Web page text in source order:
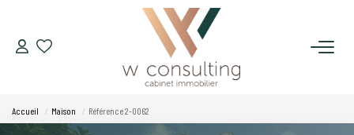
ACQUÉRIR
VENDRE
Accueil Maison Référence 2-0062